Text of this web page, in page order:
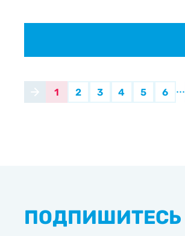
1 2 3 4 5 6 ...
ПОДПИШИТЕСЬ